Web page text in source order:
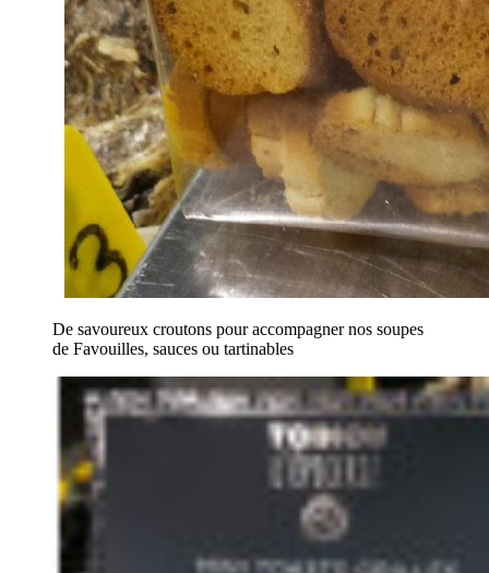
De savoureux croutons pour accompagner nos soupes
de Favouilles, sauces ou tartinables